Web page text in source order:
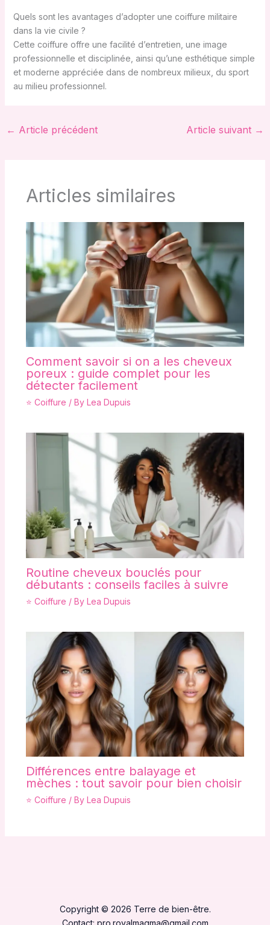
Quels sont les avantages d’adopter une coiffure militaire
dans la vie civile ?
Cette coiffure offre une facilité d’entretien, une image
professionnelle et disciplinée, ainsi qu’une esthétique simple
et moderne appréciée dans de nombreux milieux, du sport
au milieu professionnel.
← Article précédent Article suivant →
Articles similaires
Comment savoir si on a les cheveux
poreux : guide complet pour les
détecter facilement
⭐ Coiffure / By Lea Dupuis
Routine cheveux bouclés pour
débutants : conseils faciles à suivre
⭐ Coiffure / By Lea Dupuis
Différences entre balayage et
mèches : tout savoir pour bien choisir
⭐ Coiffure / By Lea Dupuis
Copyright © 2026 Terre de bien-être.